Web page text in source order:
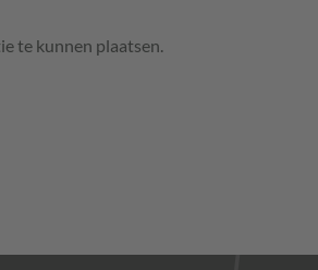
te kunnen plaatsen.